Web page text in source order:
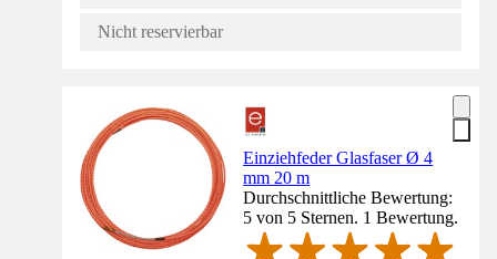
Nicht reservierbar
Einziehfeder Glasfaser Ø 4
mm 20 m
Durchschnittliche Bewertung:
5 von 5 Sternen. 1 Bewertung.